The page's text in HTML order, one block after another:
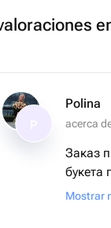
Polina
acerca
Заказ
букета
Mostrar